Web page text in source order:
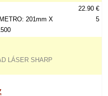
201mm X
22.90 €
5
LÁSER SHARP